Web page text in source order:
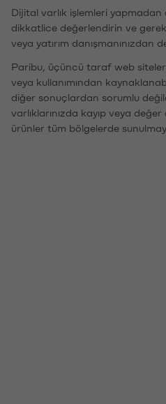
Dijital varlık işlemleri
dikkatlice değerlendirin ve
veya yatırım danışmanınızdan
Paribu, üçüncü taraf web
veya kullanımından
diğer sonuçlardan sorumlu
varlıklarınızda kayıp veya
ürünler tüm bölgelerde